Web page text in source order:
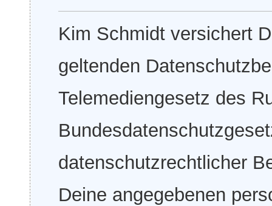
Kim Schmidt versichert
geltenden
Telemediengesetz des
datenschutzrechtlicher
Deine angegebenen